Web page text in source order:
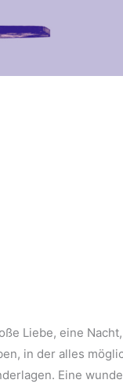
Liebe, eine
in der alles
Eine